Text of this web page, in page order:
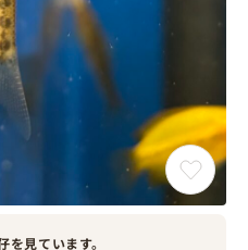
を見ています。